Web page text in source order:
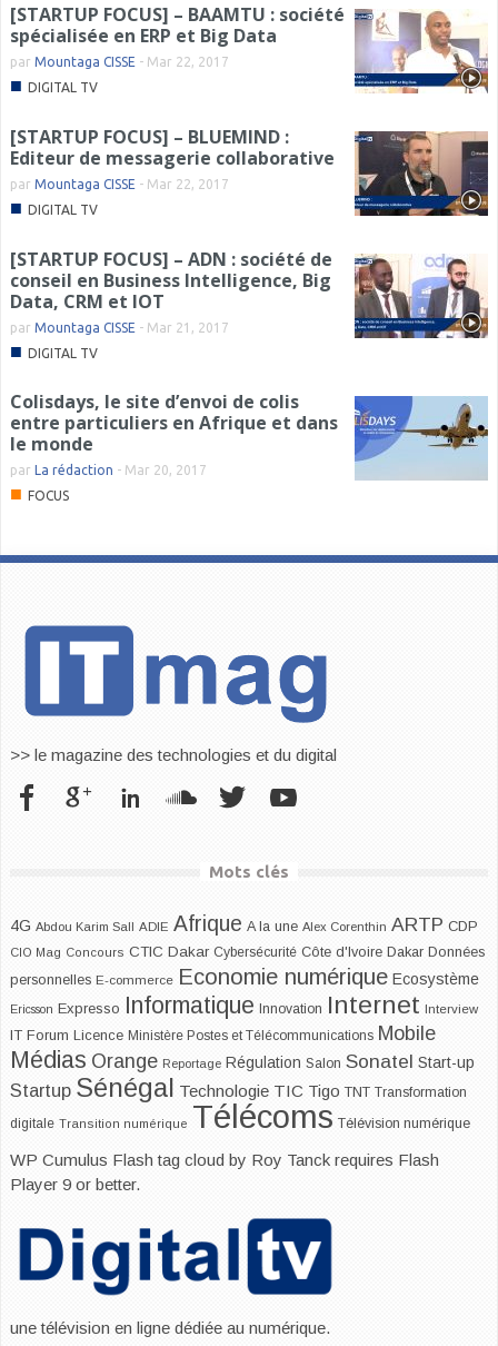
[STARTUP FOCUS] – BAAMTU : société
spécialisée en ERP et Big Data
par Mountaga CISSE - Mar 22, 2017
■ DIGITAL TV
[STARTUP FOCUS] – BLUEMIND :
Editeur de messagerie collaborative
par Mountaga CISSE - Mar 22, 2017
■ DIGITAL TV
[STARTUP FOCUS] – ADN : société de
conseil en Business Intelligence, Big
Data, CRM et IOT
par Mountaga CISSE - Mar 21, 2017
■ DIGITAL TV
Colisdays, le site d’envoi de colis
entre particuliers en Afrique et dans
le monde
par La rédaction - Mar 20, 2017
■ FOCUS
>> le magazine des technologies et du digital
Mots clés
4G Abdou Karim Sall ADIE Afrique A la une Alex Corenthin ARTP CDP
CIO Mag Concours CTIC Dakar Cybersécurité Côte d'Ivoire Dakar Données
personnelles E-commerce Economie numérique Ecosystème
Ericsson Expresso Informatique Innovation Internet Interview
IT Forum Licence Ministère Postes et Télécommunications Mobile
Médias Orange Reportage Régulation Salon Sonatel Start-up
Startup Sénégal Technologie TIC Tigo TNT Transformation
digitale Transition numérique Télécoms Télévision numérique
WP Cumulus Flash tag cloud by Roy Tanck requires Flash
Player 9 or better.
une télévision en ligne dédiée au numérique.